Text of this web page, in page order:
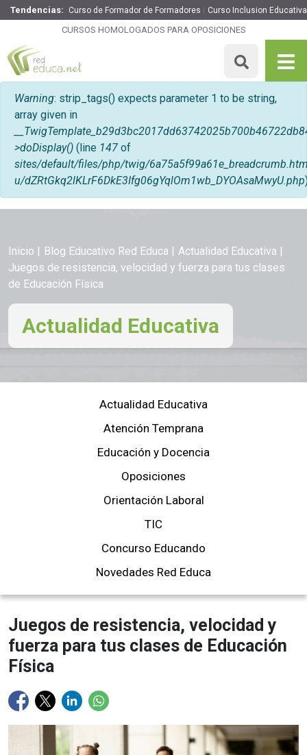
Tendencias: Curso de Formador de Formadores Curso Inclusion Educativa
CURSOS HOMOLOGADOS PARA OPOSICIONES
Mensaje de error
Warning: strip_tags() expects parameter 1 to be string,
array given in
>doDisplay() (line 147 of
sites/default/files/php/twig/
u/dZRtGkq2lKLrF6DkE3Ifg06gYqlOm1wb_DYOAsaMwyU.php
Inicio Blog Educativo Red Educa
Actualidad Educativa
Juegos de resistencia, velocidad y fuerza para tus clases
de Educación Física
Actualidad Educativa
Actualidad Educativa
Atención Temprana
Educación y Docencia
Oposiciones
Orientación Laboral
TIC
Concurso Educando
Novedades Red Educa
Juegos de resistencia, velocidad y
fuerza para tus clases de Educación
Física